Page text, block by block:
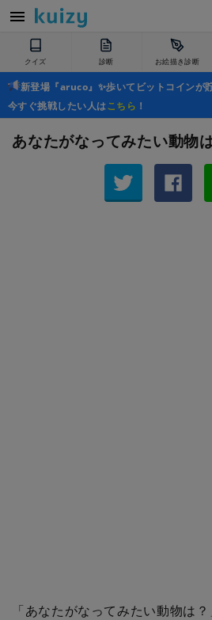
クイズ 診断 お絵描き診断
新登場『aruco』✨歩いてビットコインが
今すぐ挑戦したい人はこちら ！
あなたがなってみたい動物
「あなたがなってみたい動物は